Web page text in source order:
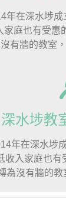
年在深水埗
家庭也有受
有牆的教室
深水埗教
年在深水埗
收入家庭也
為沒有牆的